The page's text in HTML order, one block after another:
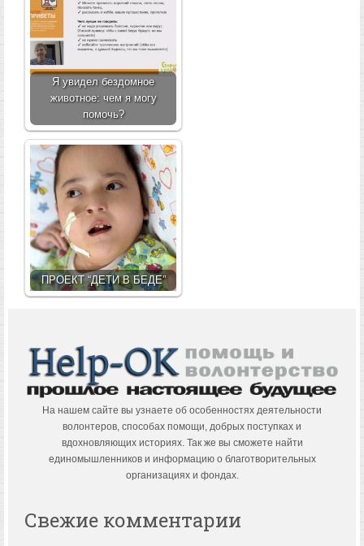
Я увидел бездомное
животное: чем я могу
помочь?
ПРОЕКТ “ДЕТИ В БЕДЕ”
На нашем сайте вы узнаете об особенностях деятельности
волонтеров, способах помощи, добрых поступках и
вдохновляющих историях. Так же вы сможете найти
единомышленников и информацию о благотворительных
организациях и фондах.
Свежие комментарии